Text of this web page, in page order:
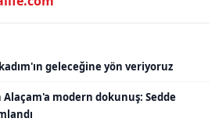
geleceğine yön veriyoruz
modern dokunuş: Sedde